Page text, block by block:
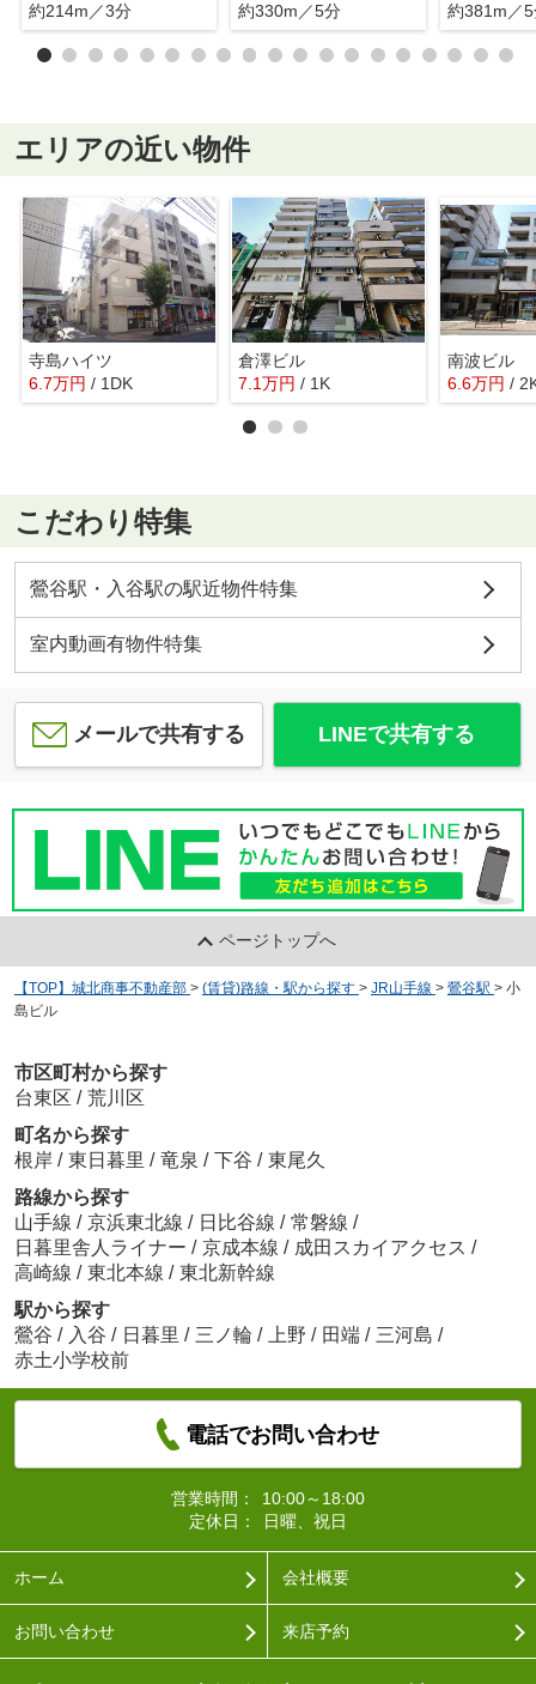
約214m／3分
約330m／5分
約381m／
エリアの近い物件
寺島ハイツ
6.7万円 / 1DK
倉澤ビル
7.1万円 / 1K
南波ビル
6.6万円 /
こだわり特集
鶯谷駅・入谷駅の駅近物件特集
室内動画有物件特集
メールで共有する LINEで共有する
ページトップへ
【TOP】城北商事不動産部 > (賃貸)路線・駅から探す > JR山手線 > 鶯谷駅 > 小
島ビル
市区町村から探す
台東区 / 荒川区
町名から探す
根岸 / 東日暮里 / 竜泉 / 下谷 / 東尾久
路線から探す
山手線 / 京浜東北線 / 日比谷線 / 常磐線 /
日暮里舎人ライナー / 京成本線 / 成田スカイアクセス /
高崎線 / 東北本線 / 東北新幹線
駅から探す
鶯谷 / 入谷 / 日暮里 / 三ノ輪 / 上野 / 田端 / 三河島 /
赤土小学校前
電話でお問い合わせ
営業時間：
10:00～18:00
定休日：
日曜、祝日
ホーム 会社概要
お問い合わせ 来店予約